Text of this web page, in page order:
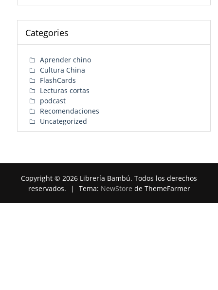
Categories
Aprender chino
Cultura China
FlashCards
Lecturas cortas
podcast
Recomendaciones
Uncategorized
Copyright © 2026 Librería Bambú. Todos los derechos
reservados.
| Tema: NewStore de ThemeFarmer